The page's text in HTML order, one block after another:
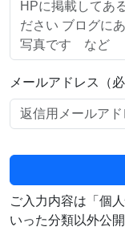
メールアドレス（必
ご入力内容は「個
いった分類以外公